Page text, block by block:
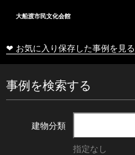
大船渡市民文化会館
❤ お気に入り保存した事例を見る
事例を検索する
建物分類
指定なし